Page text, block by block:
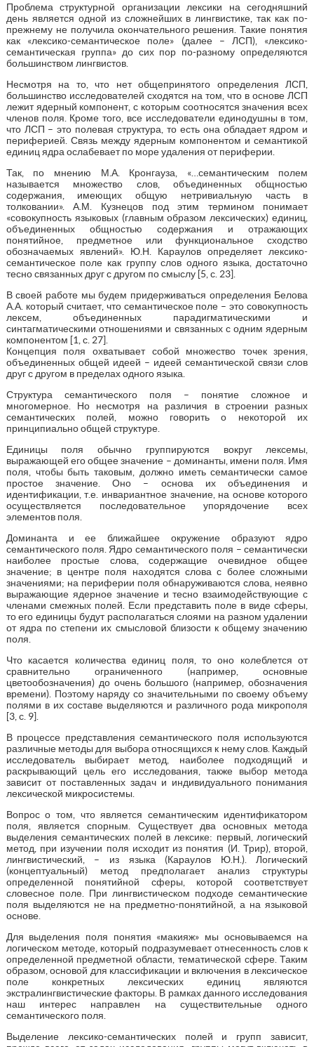
Проблема структурной организации лексики на сегодняшний
день является одной из сложнейших в лингвистике, так как по-
прежнему не получила окончательного решения. Такие понятия
как «лексико-семантическое поле» (далее – ЛСП), «лексико-
семантическая группа» до сих пор по-разному определяются
большинством лингвистов.
Несмотря на то, что нет общепринятого определения ЛСП,
большинство исследователей сходятся на том, что в основе ЛСП
лежит ядерный компонент, с которым соотносятся значения всех
членов поля. Кроме того, все исследователи единодушны в том,
что ЛСП – это полевая структура, то есть она обладает ядром и
периферией. Связь между ядерным компонентом и семантикой
единиц ядра ослабевает по море удаления от периферии.
Так, по мнению М.А. Кронгауза, «…семантическим полем
называется множество слов, объединенных общностью
содержания, имеющих общую нетривиальную часть в
толковании». А.М. Кузнецов под этим термином понимает
«совокупность языковых (главным образом лексических) единиц,
объединенных общностью содержания и отражающих
понятийное, предметное или функциональное сходство
обозначаемых явлений». Ю.Н. Караулов определяет лексико-
семантическое поле как группу слов одного языка, достаточно
тесно связанных друг с другом по смыслу [5, с. 23].
В своей работе мы будем придерживаться определения Белова
А.А. который считает, что семантическое поле – это совокупность
лексем, объединенных парадигматическими и
синтагматическими отношениями и связанных с одним ядерным
компонентом [1, с. 27].
Концепция поля охватывает собой множество точек зрения,
объединенных общей идеей – идеей семантической связи слов
друг с другом в пределах одного языка.
Структура семантического поля – понятие сложное и
многомерное. Но несмотря на различия в строении разных
семантических полей, можно говорить о некоторой их
принципиально общей структуре.
Единицы поля обычно группируются вокруг лексемы,
выражающей его общее значение – доминанты, имени поля. Имя
поля, чтобы быть таковым, должно иметь семантически самое
простое значение. Оно – основа их объединения и
идентификации, т.е. инвариантное значение, на основе которого
осуществляется последовательное упорядочение всех
элементов поля.
Доминанта и ее ближайшее окружение образуют ядро
семантического поля. Ядро семантического поля – семантически
наиболее простые слова, содержащие очевидное общее
значение; в центре поля находятся слова с более сложными
значениями; на периферии поля обнаруживаются слова, неявно
выражающие ядерное значение и тесно взаимодействующие с
членами смежных полей. Если представить поле в виде сферы,
то его единицы будут располагаться слоями на разном удалении
от ядра по степени их смысловой близости к общему значению
поля.
Что касается количества единиц поля, то оно колеблется от
сравнительно ограниченного (например, основные
цветообозначения) до очень большого (например, обозначения
времени). Поэтому наряду со значительными по своему объему
полями в их составе выделяются и различного рода микрополя
[3, с. 9].
В процессе представления семантического поля используются
различные методы для выбора относящихся к нему слов. Каждый
исследователь выбирает метод, наиболее подходящий и
раскрывающий цель его исследования, также выбор метода
зависит от поставленных задач и индивидуального понимания
лексической микросистемы.
Вопрос о том, что является семантическим идентификатором
поля, является спорным. Существует два основных метода
выделения семантических полей в лексике: первый, логический
метод, при изучении поля исходит из понятия (И. Трир), второй,
лингвистический, – из языка (Караулов Ю.Н.). Логический
(концептуальный) метод предполагает анализ структуры
определенной понятийной сферы, которой соответствует
словесное поле. При лингвистическом подходе семантические
поля выделяются не на предметно-понятийной, а на языковой
основе.
Для выделения поля понятия «макияж» мы основываемся на
логическом методе, который подразумевает отнесенность слов к
определенной предметной области, тематической сфере. Таким
образом, основой для классификации и включения в лексическое
поле конкретных лексических единиц являются
экстралингвистические факторы. В рамках данного исследования
наш интерес направлен на существительные одного
семантического поля.
Выделение лексико-семантических полей и групп зависит,